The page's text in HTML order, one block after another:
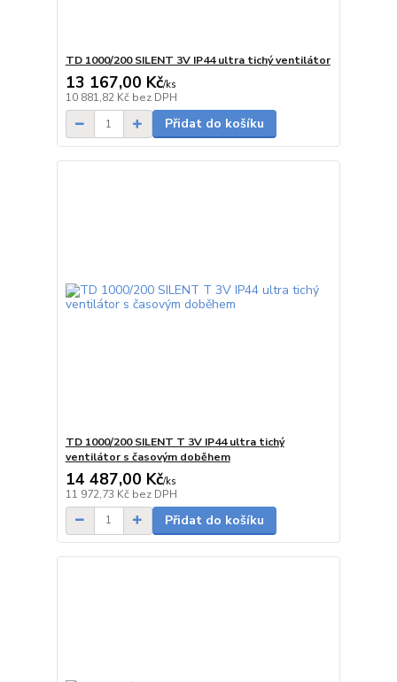
TD 1000/200 SILENT 3V IP44 ultra tichý ventilátor
13 167,00 Kč/ks
10 881,82 Kč bez DPH
Přidat do košíku
TD 1000/200 SILENT T 3V IP44 ultra tichý
ventilátor s časovým doběhem
14 487,00 Kč/ks
11 972,73 Kč bez DPH
Přidat do košíku